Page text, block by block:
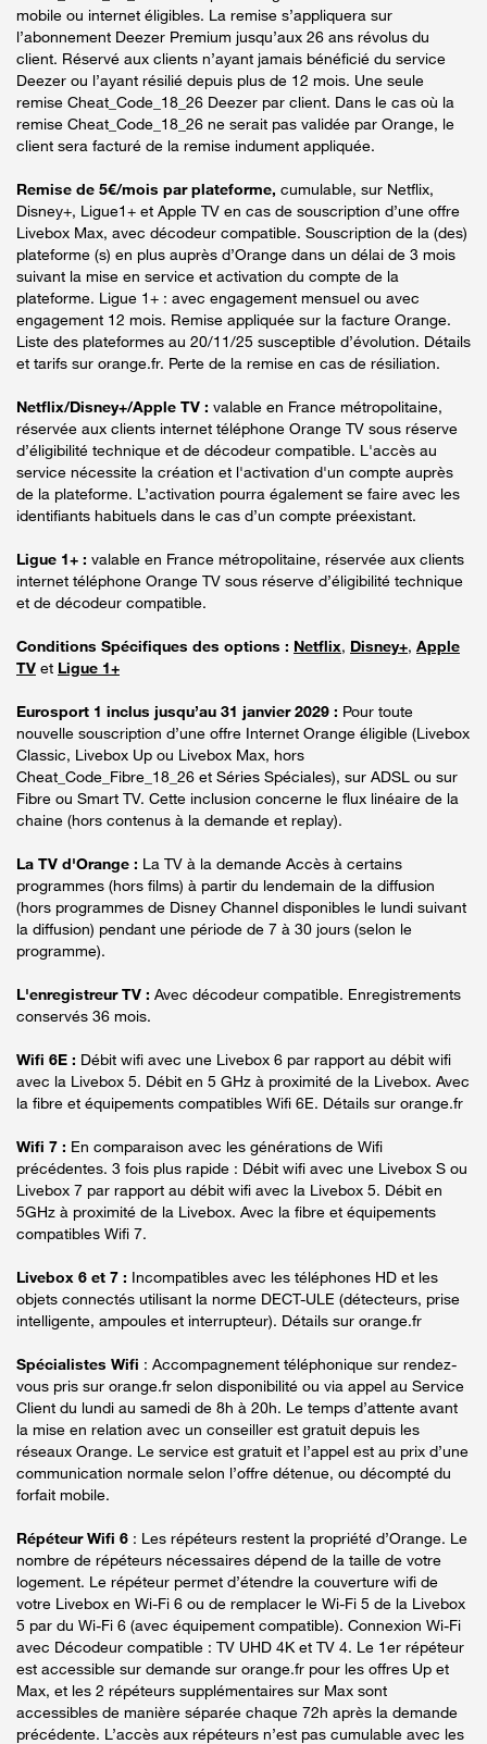
mobile ou internet éligibles. La remise s’appliquera sur
l’abonnement Deezer Premium jusqu’aux 26 ans révolus du
client. Réservé aux clients n’ayant jamais bénéficié du service
Deezer ou l’ayant résilié depuis plus de 12 mois. Une seule
remise Cheat_Code_18_26 Deezer par client. Dans le cas où la
remise Cheat_Code_18_26 ne serait pas validée par Orange, le
client sera facturé de la remise indument appliquée.
Remise de 5€/mois par plateforme, cumulable, sur Netflix,
Disney+, Ligue1+ et Apple TV en cas de souscription d’une offre
Livebox Max, avec décodeur compatible. Souscription de la (des)
plateforme (s) en plus auprès d’Orange dans un délai de 3 mois
suivant la mise en service et activation du compte de la
plateforme. Ligue 1+ : avec engagement mensuel ou avec
engagement 12 mois. Remise appliquée sur la facture Orange.
Liste des plateformes au 20/11/25 susceptible d’évolution. Détails
et tarifs sur orange.fr. Perte de la remise en cas de résiliation.
Netflix/Disney+/Apple TV : valable en France métropolitaine,
réservée aux clients internet téléphone Orange TV sous réserve
d’éligibilité technique et de décodeur compatible. L'accès au
service nécessite la création et l'activation d'un compte auprès
de la plateforme. L’activation pourra également se faire avec les
identifiants habituels dans le cas d’un compte préexistant.
Ligue 1+ : valable en France métropolitaine, réservée aux clients
internet téléphone Orange TV sous réserve d’éligibilité technique
et de décodeur compatible.
Conditions Spécifiques des options : Netflix, Disney+, Apple
TV et Ligue 1+
Eurosport 1 inclus jusqu’au 31 janvier 2029 : Pour toute
nouvelle souscription d’une offre Internet Orange éligible (Livebox
Classic, Livebox Up ou Livebox Max, hors
Cheat_Code_Fibre_18_26 et Séries Spéciales), sur ADSL ou sur
Fibre ou Smart TV. Cette inclusion concerne le flux linéaire de la
chaine (hors contenus à la demande et replay).
La TV d'Orange : La TV à la demande Accès à certains
programmes (hors films) à partir du lendemain de la diffusion
(hors programmes de Disney Channel disponibles le lundi suivant
la diffusion) pendant une période de 7 à 30 jours (selon le
programme).
L'enregistreur TV : Avec décodeur compatible. Enregistrements
conservés 36 mois.
Wifi 6E : Débit wifi avec une Livebox 6 par rapport au débit wifi
avec la Livebox 5. Débit en 5 GHz à proximité de la Livebox. Avec
la fibre et équipements compatibles Wifi 6E. Détails sur orange.fr
Wifi 7 : En comparaison avec les générations de Wifi
précédentes. 3 fois plus rapide : Débit wifi avec une Livebox S ou
Livebox 7 par rapport au débit wifi avec la Livebox 5. Débit en
5GHz à proximité de la Livebox. Avec la fibre et équipements
compatibles Wifi 7.
Livebox 6 et 7 : Incompatibles avec les téléphones HD et les
objets connectés utilisant la norme DECT-ULE (détecteurs, prise
intelligente, ampoules et interrupteur). Détails sur orange.fr
Spécialistes Wifi : Accompagnement téléphonique sur rendez-
vous pris sur orange.fr selon disponibilité ou via appel au Service
Client du lundi au samedi de 8h à 20h. Le temps d’attente avant
la mise en relation avec un conseiller est gratuit depuis les
réseaux Orange. Le service est gratuit et l’appel est au prix d’une
communication normale selon l’offre détenue, ou décompté du
forfait mobile.
Répéteur Wifi 6 : Les répéteurs restent la propriété d’Orange. Le
nombre de répéteurs nécessaires dépend de la taille de votre
logement. Le répéteur permet d’étendre la couverture wifi de
votre Livebox en Wi-Fi 6 ou de remplacer le Wi-Fi 5 de la Livebox
5 par du Wi-Fi 6 (avec équipement compatible). Connexion Wi-Fi
avec Décodeur compatible : TV UHD 4K et TV 4. Le 1er répéteur
est accessible sur demande sur orange.fr pour les offres Up et
Max, et les 2 répéteurs supplémentaires sur Max sont
accessibles de manière séparée chaque 72h après la demande
précédente. L’accès aux répéteurs n’est pas cumulable avec les